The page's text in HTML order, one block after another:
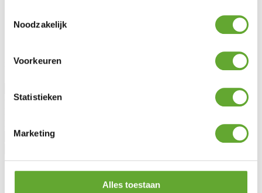
Noodzakelijk
Voorkeuren
Statistieken
Marketing
Alles toestaan
Blog
Lotto Cycling
Rester informé
Civilité